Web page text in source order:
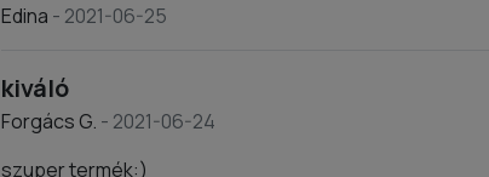
Edina - 2021-06-25
kiváló
Forgács G. - 2021-06-24
szuper termék:)